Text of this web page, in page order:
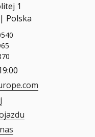
1
Polska